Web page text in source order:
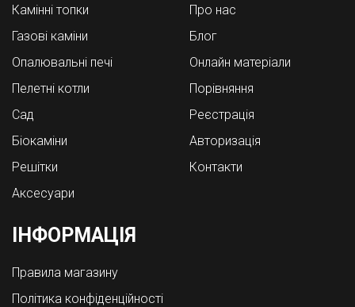
Камінні топки
Газові каміни
Опалювальні печі
Пелетні котли
Cад
Біокаміни
Решітки
Аксесуари
Про нас
Блог
Онлайн матеріали
Порівняння
Реєстрація
Авторизація
Контакти
ІНФОРМАЦІЯ
Правила магазину
Політика конфіденційності